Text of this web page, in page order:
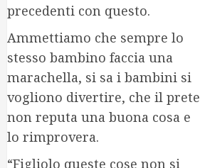
precedenti con questo.
Ammettiamo che sempre lo
stesso bambino faccia una
marachella, si sa i bambini si
vogliono divertire, che il prete
non reputa una buona cosa e
lo rimprovera.
“Figliolo queste cose non si